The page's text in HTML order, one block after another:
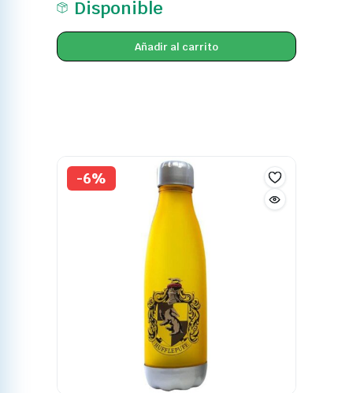
Disponible
Añadir al carrito
-6%